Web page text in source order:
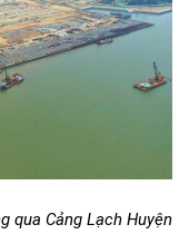
qua Cảng Lạch Huyện